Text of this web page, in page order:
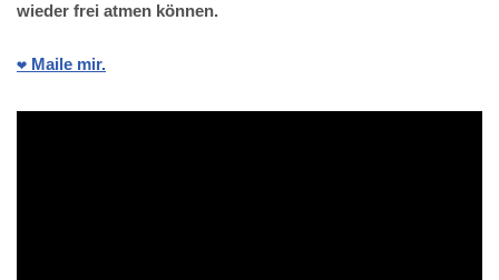
wieder frei atmen können.
❤️ Maile mir.